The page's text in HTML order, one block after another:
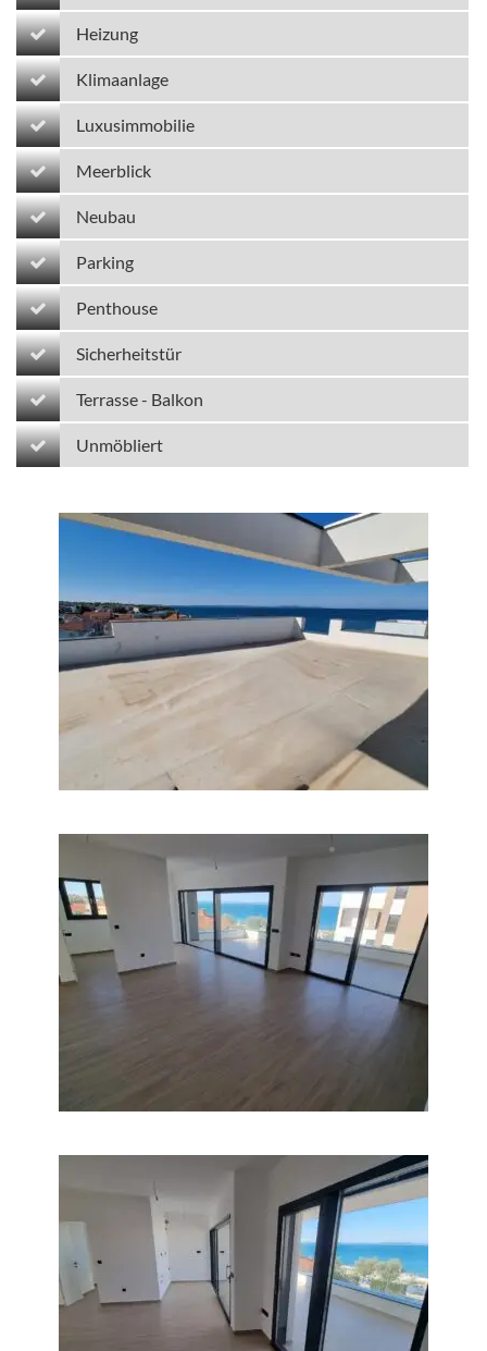
Heizung
Klimaanlage
Luxusimmobilie
Meerblick
Neubau
Parking
Penthouse
Sicherheitstür
Terrasse - Balkon
Unmöbliert